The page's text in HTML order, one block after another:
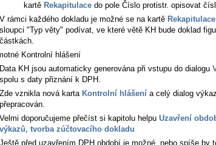
kartě Rekapitulace do pole Číslo protistr. opisovat
V rámci každého dokladu je možné se na kartě
sloupci "Typ věty" podívat, ve které větě KH bude doklad
částkách.
Kontrolní hlášení
Data KH jsou automaticky generována při vstupu do dialogu
spolu s daty přiznání k DPH.
Zde vznikla nová karta Kontrolní hlášení a celý dialog
přepracován.
Velmi doporučujeme přečíst si kapitolu helpu Uzavření
výkazů, tvorba zúčtovacího dokladu
Ještě před uzavřením DPH období je možné, nebo spíše by